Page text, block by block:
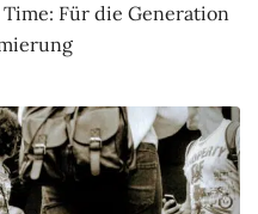
Für die Generation